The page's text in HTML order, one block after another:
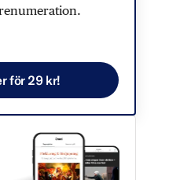
för 29 kr!